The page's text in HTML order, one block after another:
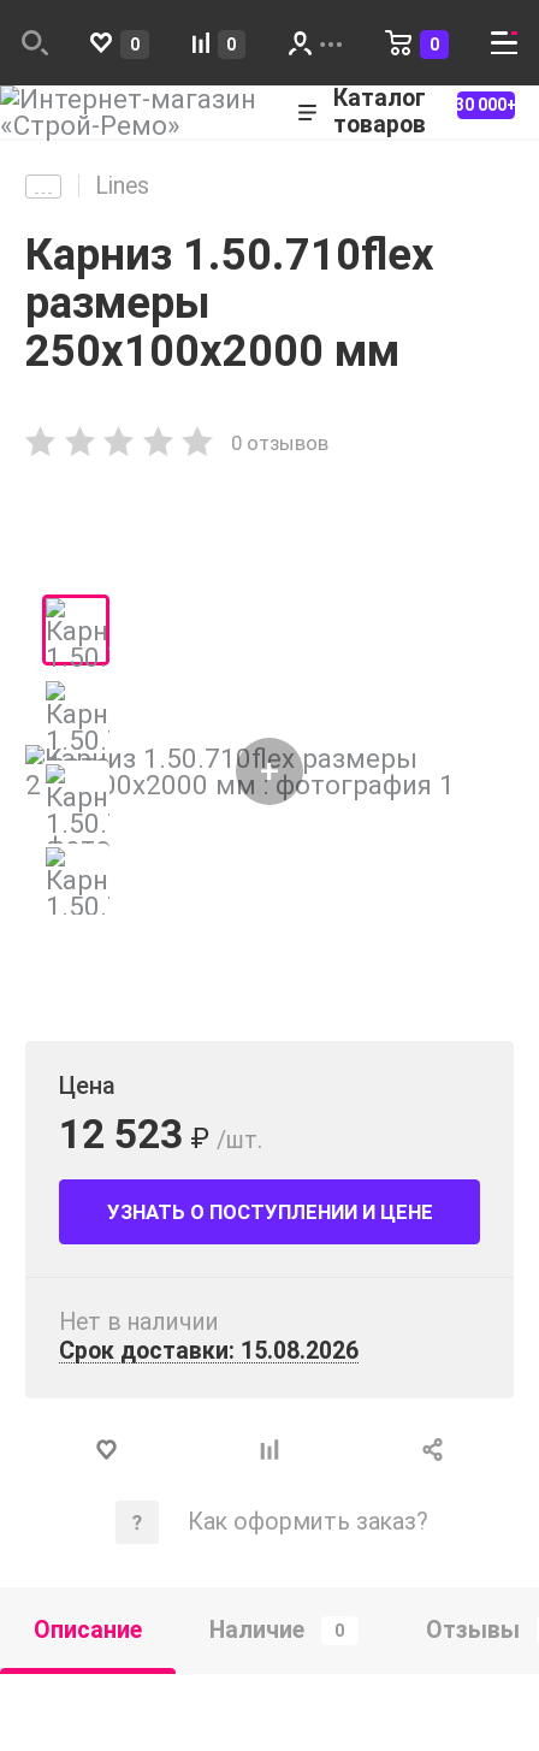
0 0 0
Каталог
товаров
30 000+
Lines
Карниз 1.50.710flex
размеры
250х100х2000 мм
0 отзывов
Цена
12 523 ₽ /шт.
УЗНАТЬ О ПОСТУПЛЕНИИ И ЦЕНЕ
Нет в наличии
Срок доставки: 15.08.2026
Как оформить заказ?
Описание Наличие 0 Отзывы